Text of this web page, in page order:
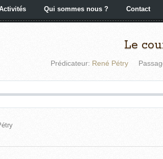
Qui sommes nous ? Contact
Le
Prédicateur: René Pétry